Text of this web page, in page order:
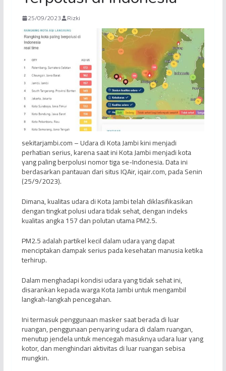
25/09/2023 Rizki
sekitarjambi.com – Udara di Kota Jambi kini menjadi
perhatian serius, karena saat ini Kota Jambi menjadi kota
yang paling berpolusi nomor tiga se-Indonesia. Data ini
berdasarkan pantauan dari situs IQAir, iqair.com, pada Senin
(25/9/2023).
Dimana, kualitas udara di Kota Jambi telah diklasifikasikan
dengan tingkat polusi udara tidak sehat, dengan indeks
kualitas angka 157 dan polutan utama PM2.5.
PM2.5 adalah partikel kecil dalam udara yang dapat
menciptakan dampak serius pada kesehatan manusia ketika
terhirup.
Dalam menghadapi kondisi udara yang tidak sehat ini,
disarankan kepada warga Kota Jambi untuk mengambil
langkah-langkah pencegahan.
Ini termasuk penggunaan masker saat berada di luar
ruangan, penggunaan penyaring udara di dalam ruangan,
menutup jendela untuk mencegah masuknya udara luar yang
kotor, dan menghindari aktivitas di luar ruangan sebisa
mungkin.